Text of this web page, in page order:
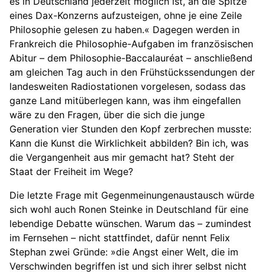
eines Dax-Konzerns aufzusteigen, ohne je eine Zeile
Philosophie gelesen zu haben.« Dagegen werden in
Frankreich die Philosophie-Aufgaben im französischen
Abitur – dem Philosophie-Baccalauréat – anschließend
am gleichen Tag auch in den Frühstückssendungen der
landesweiten Radiostationen vorgelesen, sodass das
ganze Land mitüberlegen kann, was ihm eingefallen
wäre zu den Fragen, über die sich die junge
Generation vier Stunden den Kopf zerbrechen musste:
Kann die Kunst die Wirklichkeit abbilden? Bin ich, was
die Vergangenheit aus mir gemacht hat? Steht der
Staat der Freiheit im Wege?
Die letzte Frage mit Gegenmeinungenaustausch würde
sich wohl auch Ronen Steinke in Deutschland für eine
lebendige Debatte wünschen. Warum das – zumindest
im Fernsehen – nicht stattfindet, dafür nennt Felix
Stephan zwei Gründe: »die Angst einer Welt, die im
Verschwinden begriffen ist und sich ihrer selbst nicht